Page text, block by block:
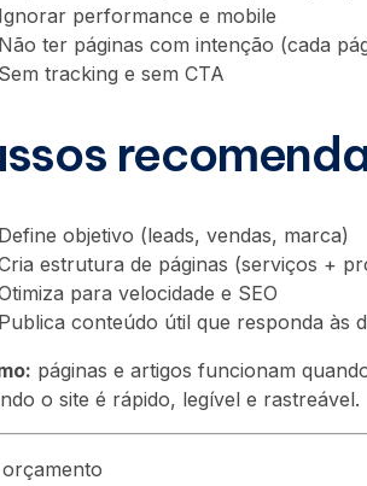
Ignorar performance e mobile
Não ter páginas com intenção (cada
Sem tracking e sem CTA
Define objetivo (leads, vendas, marca)
estrutura de páginas (serviços +
para velocidade e SEO
Publica conteúdo útil que responda às
páginas e artigos funcionam
o site é rápido, legível e rastreável.